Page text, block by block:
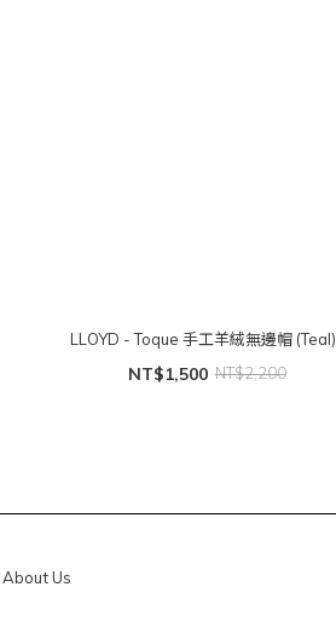
LLOYD - Toque 手工羊絨無邊帽 (Teal)
NT$1,500 NT$2,200
About Us